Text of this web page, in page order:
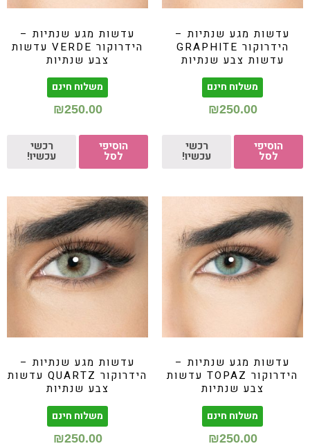
עדשות מגע שנתיות –
הידרוקור GRAPHITE
עדשות צבע שנתיות
משלוח חינם
₪250.00
הוסיפי
לסל
רכשי
עכשיו!
עדשות מגע שנתיות –
הידרוקור VERDE עדשות
צבע שנתיות
משלוח חינם
₪250.00
הוסיפי
לסל
רכשי
עכשיו!
עדשות מגע שנתיות –
הידרוקור TOPAZ עדשות
צבע שנתיות
משלוח חינם
₪250.00
עדשות מגע שנתיות –
הידרוקור QUARTZ עדשות
צבע שנתיות
משלוח חינם
₪250.00